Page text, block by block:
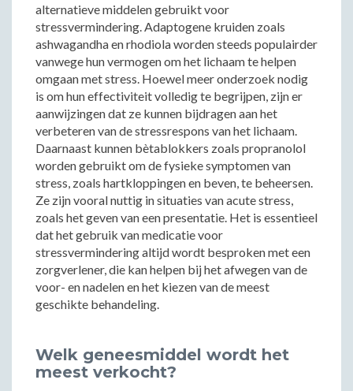
alternatieve middelen gebruikt voor
stressvermindering. Adaptogene kruiden zoals
ashwagandha en rhodiola worden steeds populairder
vanwege hun vermogen om het lichaam te helpen
omgaan met stress. Hoewel meer onderzoek nodig
is om hun effectiviteit volledig te begrijpen, zijn er
aanwijzingen dat ze kunnen bijdragen aan het
verbeteren van de stressrespons van het lichaam.
Daarnaast kunnen bètablokkers zoals propranolol
worden gebruikt om de fysieke symptomen van
stress, zoals hartkloppingen en beven, te beheersen.
Ze zijn vooral nuttig in situaties van acute stress,
zoals het geven van een presentatie. Het is essentieel
dat het gebruik van medicatie voor
stressvermindering altijd wordt besproken met een
zorgverlener, die kan helpen bij het afwegen van de
voor- en nadelen en het kiezen van de meest
geschikte behandeling.
Welk geneesmiddel wordt het
meest verkocht?